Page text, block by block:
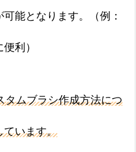
能となります。（例：
利）
タムブラシ作成方法につ
ています。